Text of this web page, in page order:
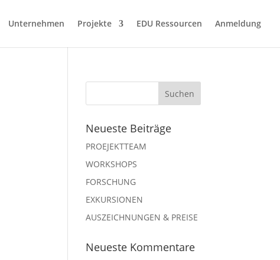
Unternehmen Projekte EDU Ressourcen Anmeldung
Neueste Beiträge
PROEJEKTTEAM
WORKSHOPS
FORSCHUNG
EXKURSIONEN
AUSZEICHNUNGEN & PREISE
Neueste Kommentare